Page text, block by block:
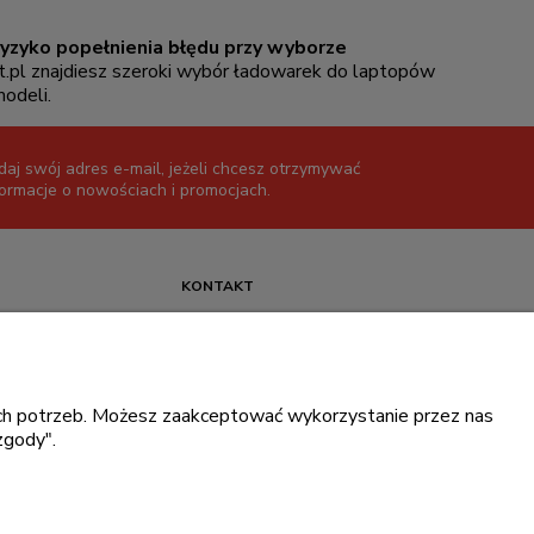
popełnienia błędu przy wyborze
znajdiesz szeroki wybór ładowarek do laptopów
swój adres e-mail, jeżeli chcesz otrzymywać
o nowościach i promocjach.
KONTAKT
potrzeb. Możesz zaakceptować wykorzystanie przez nas